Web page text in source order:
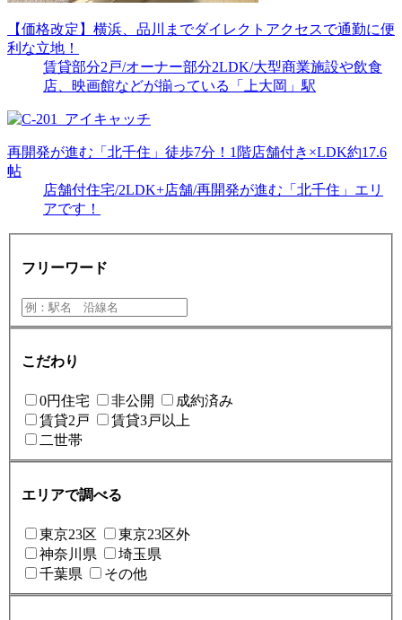
【価格改定】横浜、品川までダイレクトアクセスで通勤に便
利な立地！
賃貸部分2戸/オーナー部分2LDK/大型商業施設や飲食
店、映画館などが揃っている「上大岡」駅
再開発が進む「北千住」徒歩7分！1階店舗付き×LDK約17.6
帖
店舗付住宅/2LDK+店舗/再開発が進む「北千住」エリ
アです！
フリーワード
こだわり
0円住宅 非公開
成約済み
賃貸2戸
賃貸3戸以上
二世帯
エリアで調べる
東京23区
東京23区外
神奈川県
埼玉県
千葉県
その他